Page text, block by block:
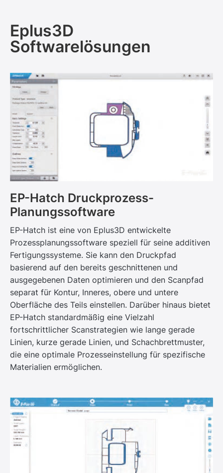
Eplus3D
Softwarelösungen
EP-Hatch Druckprozess-
Planungssoftware
EP-Hatch ist eine von Eplus3D entwickelte
Prozessplanungssoftware speziell für seine additiven
Fertigungssysteme. Sie kann den Druckpfad
basierend auf den bereits geschnittenen und
ausgegebenen Daten optimieren und den Scanpfad
separat für Kontur, Inneres, obere und untere
Oberfläche des Teils einstellen. Darüber hinaus bietet
EP-Hatch standardmäßig eine Vielzahl
fortschrittlicher Scanstrategien wie lange gerade
Linien, kurze gerade Linien, und Schachbrettmuster,
die eine optimale Prozesseinstellung für spezifische
Materialien ermöglichen.